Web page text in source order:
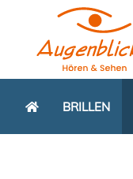
BRILLEN